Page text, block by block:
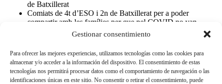
Gestionar consentimiento
Para ofrecer las mejores experiencias, utilizamos tecnologías como las cookies para
almacenar y/o acceder a la información del dispositivo. El consentimiento de estas
tecnologías nos permitirá procesar datos como el comportamiento de navegación o las
identificaciones únicas en este sitio. No consentir o retirar el consentimiento, puede
de Batxillerat
Comiats de 4t d’ESO i 2n de Batxillerat per a poder
compartir amb les famílies per que pel COVID no van
poder assistir a la ceremònia dels seus fills
Filmació de projectes d’arts escèniques a primària on hem
fet el muntatge del festival virtual :El Petit Princep : El
musical
UnComiat del curs 2019-2020